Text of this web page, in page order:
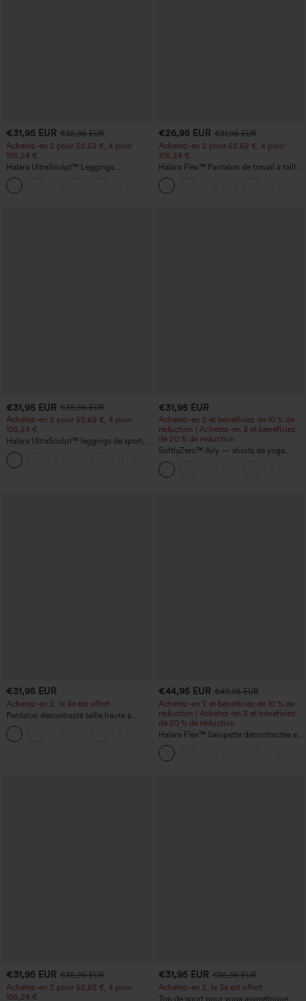
€31,95 EUR €35,95 EUR
Achetez-en 2 pour 52,62 €, 4 pour
105,24 €
Halara UltraSculpt™ Leggings
d'entraînement sculptants taille haute,
effet ventre plat, avec poche
€26,95 EUR €31,95 EUR
Achetez-en 2 pour 52,62 €, 4 pour
105,24 €
Halara Flex™ Pantalon de travail à taille
haute, jambe large, avec poches, en
maille gaufrée
€31,95 EUR €35,95 EUR
Achetez-en 2 pour 52,62 €, 4 pour
105,24 €
Halara UltraSculpt™ leggings de sport
taille haute sculptants — rehaussement
fessier, maintien du ventre, avec poche
€31,95 EUR
Achetez-en 2 et bénéficiez de 10 % de
réduction | Achetez-en 3 et bénéficiez
de 20 % de réduction
SoftlyZero™ Airy — shorts de yoga
super taille haute 2-en-1 InstantCool
avec poches
€31,95 EUR
Achetez-en 2, le 3e est offert
Pantalon décontracté taille haute à
cordon, coupe large en mélange de lin,
avec poches
+5
€44,95 EUR €49,95 EUR
Achetez-en 2 et bénéficiez de 10 % de
réduction | Achetez-en 3 et bénéficiez
de 20 % de réduction
Halara Flex™ Salopette décontractée en
denim lavé à encolure en V avec poche
€31,95 EUR €35,95 EUR
Achetez-en 2 pour 52,62 €, 4 pour
105,24 €
€31,95 EUR €35,95 EUR
Achetez-en 2, le 3e est offert
Top de sport pour yoga asymétrique